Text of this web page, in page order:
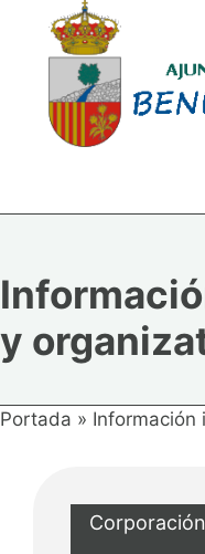
contenido
y
Portada » Información